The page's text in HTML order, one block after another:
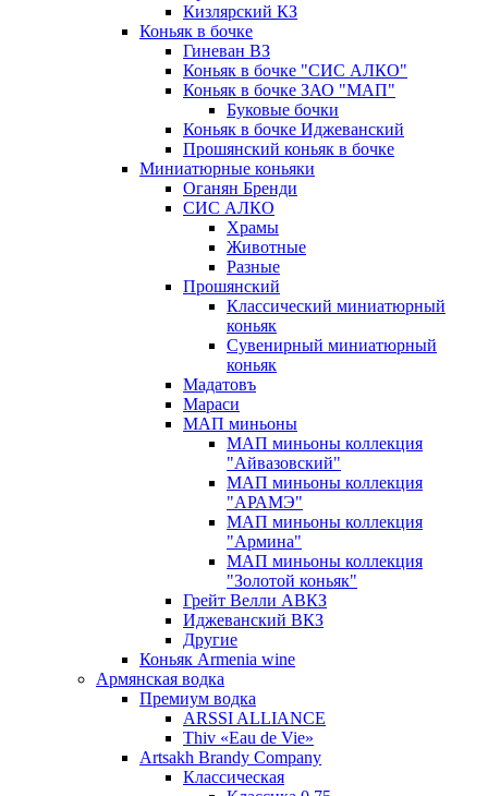
Кизлярский КЗ
Коньяк в бочке
Гиневан ВЗ
Коньяк в бочке "СИС АЛКО"
Коньяк в бочке ЗАО "МАП"
Буковые бочки
Коньяк в бочке Иджеванский
Прошянский коньяк в бочке
Миниатюрные коньяки
Оганян Бренди
СИС АЛКО
Храмы
Животные
Разные
Прошянский
Классический миниатюрный
коньяк
Сувенирный миниатюрный
коньяк
Мадатовъ
Мараси
МАП миньоны
МАП миньоны коллекция
"Айвазовский"
МАП миньоны коллекция
"АРАМЭ"
МАП миньоны коллекция
"Армина"
МАП миньоны коллекция
"Золотой коньяк"
Грейт Велли АВКЗ
Иджеванский ВКЗ
Другие
Коньяк Armenia wine
Армянская водка
Премиум водка
ARSSI ALLIANCE
Thiv «Eau de Vie»
Artsakh Brandy Company
Классическая